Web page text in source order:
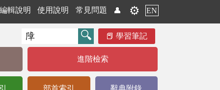
編輯說明 使用說明 常見問題 👤 ⚙️ EN
學習筆記
進階檢索